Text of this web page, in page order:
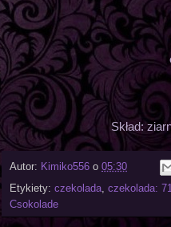
Skład:
Autor: Kimiko556 o 05:30
Etykiety: czekolada, czekolada:
Csokolade